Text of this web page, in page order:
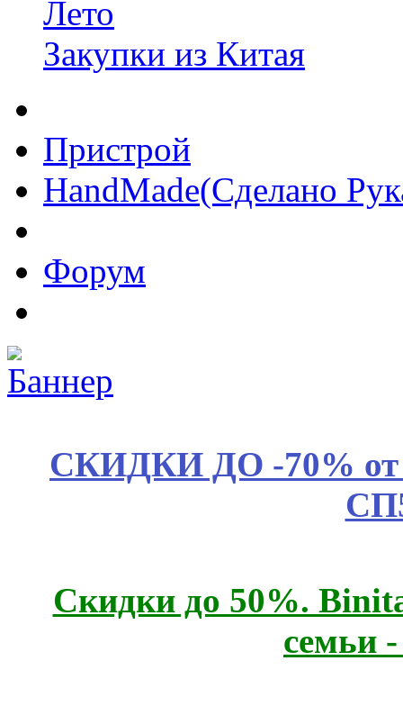
Лето
Закупки из Китая
Пристрой
HandMade(Сделано
Форум
СКИДКИ ДО -70%
Скидки до 50%.
семьи